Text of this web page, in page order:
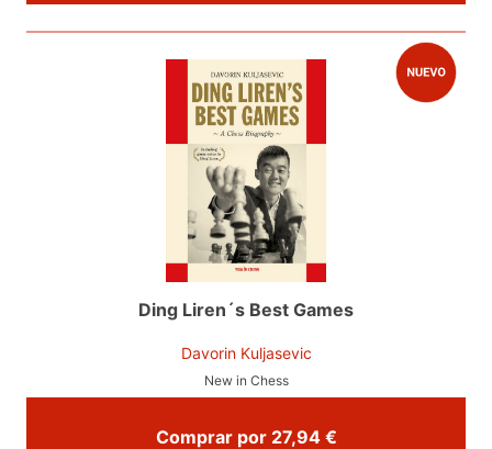
Ding Liren´s Best Games
Davorin Kuljasevic
New in Chess
Comprar por 27,94 €